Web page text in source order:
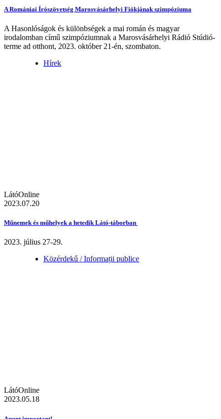
A Romániai Írószövetség Marosvásárhelyi Fiókjának szimpóziuma
A Hasonlóságok és különbségek a mai román és magyar
irodalomban című szimpóziumnak a Marosvásárhelyi Rádió Stúdió-
terme ad otthont, 2023. október 21-én, szombaton.
Hírek
LátóOnline
2023.07.20
Műnemek és műhelyek a hetedik Látó-táborban
2023. július 27-29.
Közérdekű / Informații publice
LátóOnline
2023.05.18